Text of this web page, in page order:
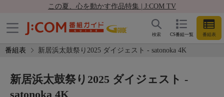
この夏、心を動かす作品特集 | J:COM TV
CS番組一覧 番組表
検索
番組表 新居浜太鼓祭り2025 ダイジェスト - satonoka 4K
新居浜太鼓祭り2025 ダイジェスト -
satonoka 4K